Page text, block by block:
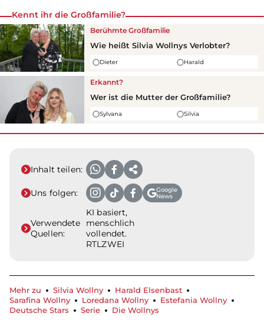
Kennt ihr die Großfamilie?
Berühmte Großfamilie
Wie heißtSilvia Wollnys Verlobter?
Dieter Harald
Erkannt?
Wer ist die Mutter der Großfamilie?
Sylvana Silvia
Inhalt teilen:
Uns folgen:
Google
News
Verwendete
Quellen:
KI basiert,
menschlich
vollendet.
RTLZWEI
Mehr zu Silvia Wollny
Harald Elsenbast
Sarafina Wollny
Loredana Wollny
Estefania Wollny
Deutsche Stars
Serie Die Wollnys